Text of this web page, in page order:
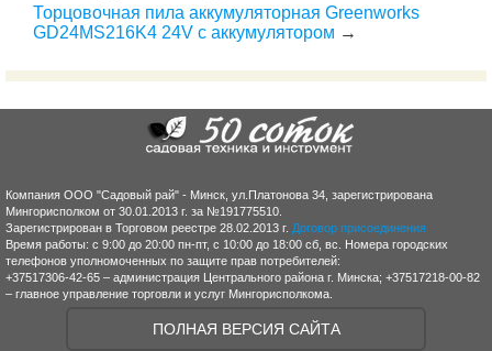
Торцовочная пила аккумуляторная Greenworks
GD24MS216K4 24V с аккумулятором →
Компания ООО "Садовый рай" - Минск, ул.Платонова 34, зарегистрирована
Мингорисполком от 30.01.2013 г. за №191775510.
Зарегистрирован в Торговом реестре 28.02.2013 г. Договор присоединения
Время работы: с 9:00 до 20:00 пн-пт, с 10:00 до 18:00 сб, вс. Номера городских
телефонов уполномоченных по защите прав потребителей:
+37517306-42-65 – администрация Центрального района г. Минска; +37517218-00-82
– главное управление торговли и услуг Мингорисполкома.
ПОЛНАЯ ВЕРСИЯ САЙТА